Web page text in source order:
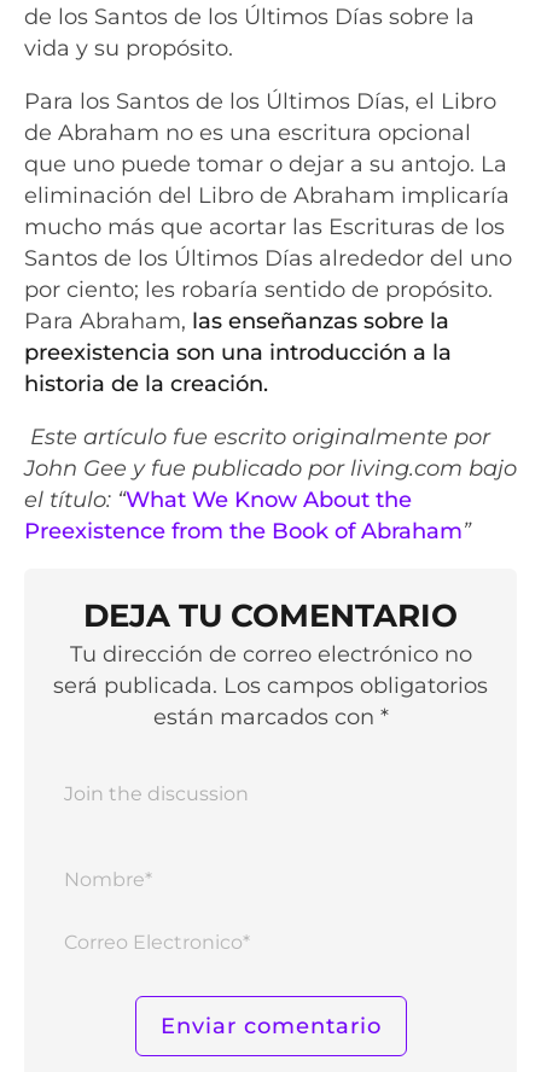
de los Santos de los Últimos Días sobre la
vida y su propósito.
Para los Santos de los Últimos Días, el Libro
de Abraham no es una escritura opcional
que uno puede tomar o dejar a su antojo. La
eliminación del Libro de Abraham implicaría
mucho más que acortar las Escrituras de los
Santos de los Últimos Días alrededor del uno
por ciento; les robaría sentido de propósito.
Para Abraham, las enseñanzas sobre la
preexistencia son una introducción a la
historia de la creación.
Este artículo fue escrito originalmente por
John Gee y fue publicado por living.com bajo
el título: “What We Know About the
Preexistence from the Book of Abraham”
DEJA TU COMENTARIO
Tu dirección de correo electrónico no
será publicada. Los campos obligatorios
están marcados con *